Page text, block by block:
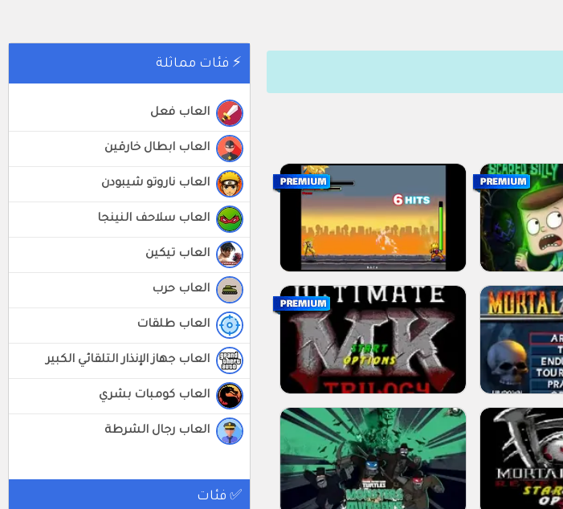
⚡ فئات مماثلة
العاب فعل
العاب ابطال خارقين
العاب ناروتو شيبودن
العاب سلاحف النينجا
العاب تيكين
العاب حرب
العاب طلقات
العاب جهاز الإنذار التلقائي الكبير
العاب كومبات بشري
العاب رجال الشرطة
✅ فئات